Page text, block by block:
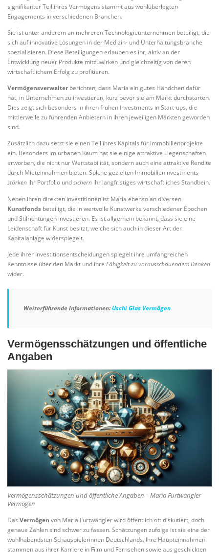
signifikanter Teil ihres Vermögens stammt aus wohlüberlegten
Engagements in verschiedenen Branchen.
Sie ist unter anderem an mehreren Technologieunternehmen beteiligt, die
sich auf innovative Lösungen in der Medizin- und Unterhaltungsbranche
spezialisieren. Diese Beteiligungen erlauben es ihr, aktiv an der
Entwicklung neuer Produkte mitzuwirken und gleichzeitig von deren
wirtschaftlichem Erfolg zu profitieren.
Vermögensverwalter berichten, dass Maria ein gutes Händchen dafür
hat, in Unternehmen zu investieren, kurz bevor sie am Markt durchstarten.
Dies zeigt sich besonders in ihren frühen Investments in Start-ups, die
mittlerweile zu führenden Anbietern in ihren jeweiligen Märkten geworden
sind.
Zusätzlich dazu setzt sie einen Teil ihres Kapitals für Immobilienprojekte
ein. Besonders im urbanen Raum hat sie einige attraktive Liegenschaften
erworben, die nicht nur Wertstabilität, sondern auch eine attraktive Rendite
durch Mieteinnahmen bieten. Solche gezielten Immobilieninvestments
stärken ihr Portfolio undsichern ihr langfristiges wirtschaftliches Standbein.
Neben ihren direkten Investitionen ist Maria ebenso an diversen
Kunstfonds beteiligt, die in wertvolle Kunstwerke verschiedener Epochen
und Stilrichtungen investieren. Es ist allgemein bekannt, dass sie eine
Leidenschaft für Kunst besitzt, welche sich auch in dieser Art der
Kapitalanlage widerspiegelt.
Jede ihrer Investitionsentscheidungen spiegelt ihre umfangreichen
Kenntnisse über den Markt und ihre Fähigkeit zu vorausschauendem Denken
wider.
Weiterführende Informationen:Uschi Glas Vermögen
Vermögensschätzungen und öffentliche
Angaben
Vermögensschätzungen und öffentliche Angaben – Maria Furtwängler
Vermögen
Das Vermögen von Maria Furtwängler wird öffentlich oft diskutiert, doch
genaue Zahlen sind schwer zu fassen. Schätzungen zufolge ist sie eine der
wohlhabendsten Schauspielerinnen Deutschlands. Ihre Haupteinnahmen
stammen aus ihrer Karriere in Film und Fernsehen sowie aus geschickten